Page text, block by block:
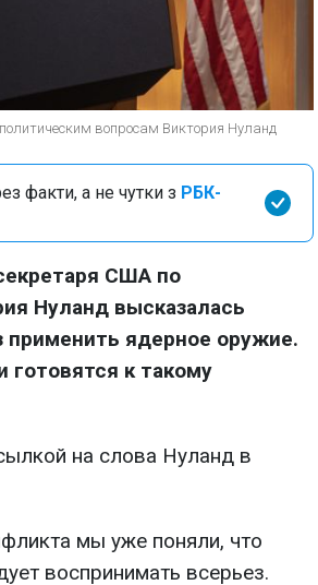
вопросам Виктория Нуланд
факти, а не чутки з РБК-
США по
Нуланд высказалась
применить ядерное оружие.
к такому
на слова Нуланд в
мы уже поняли, что
воспринимать всерьез.